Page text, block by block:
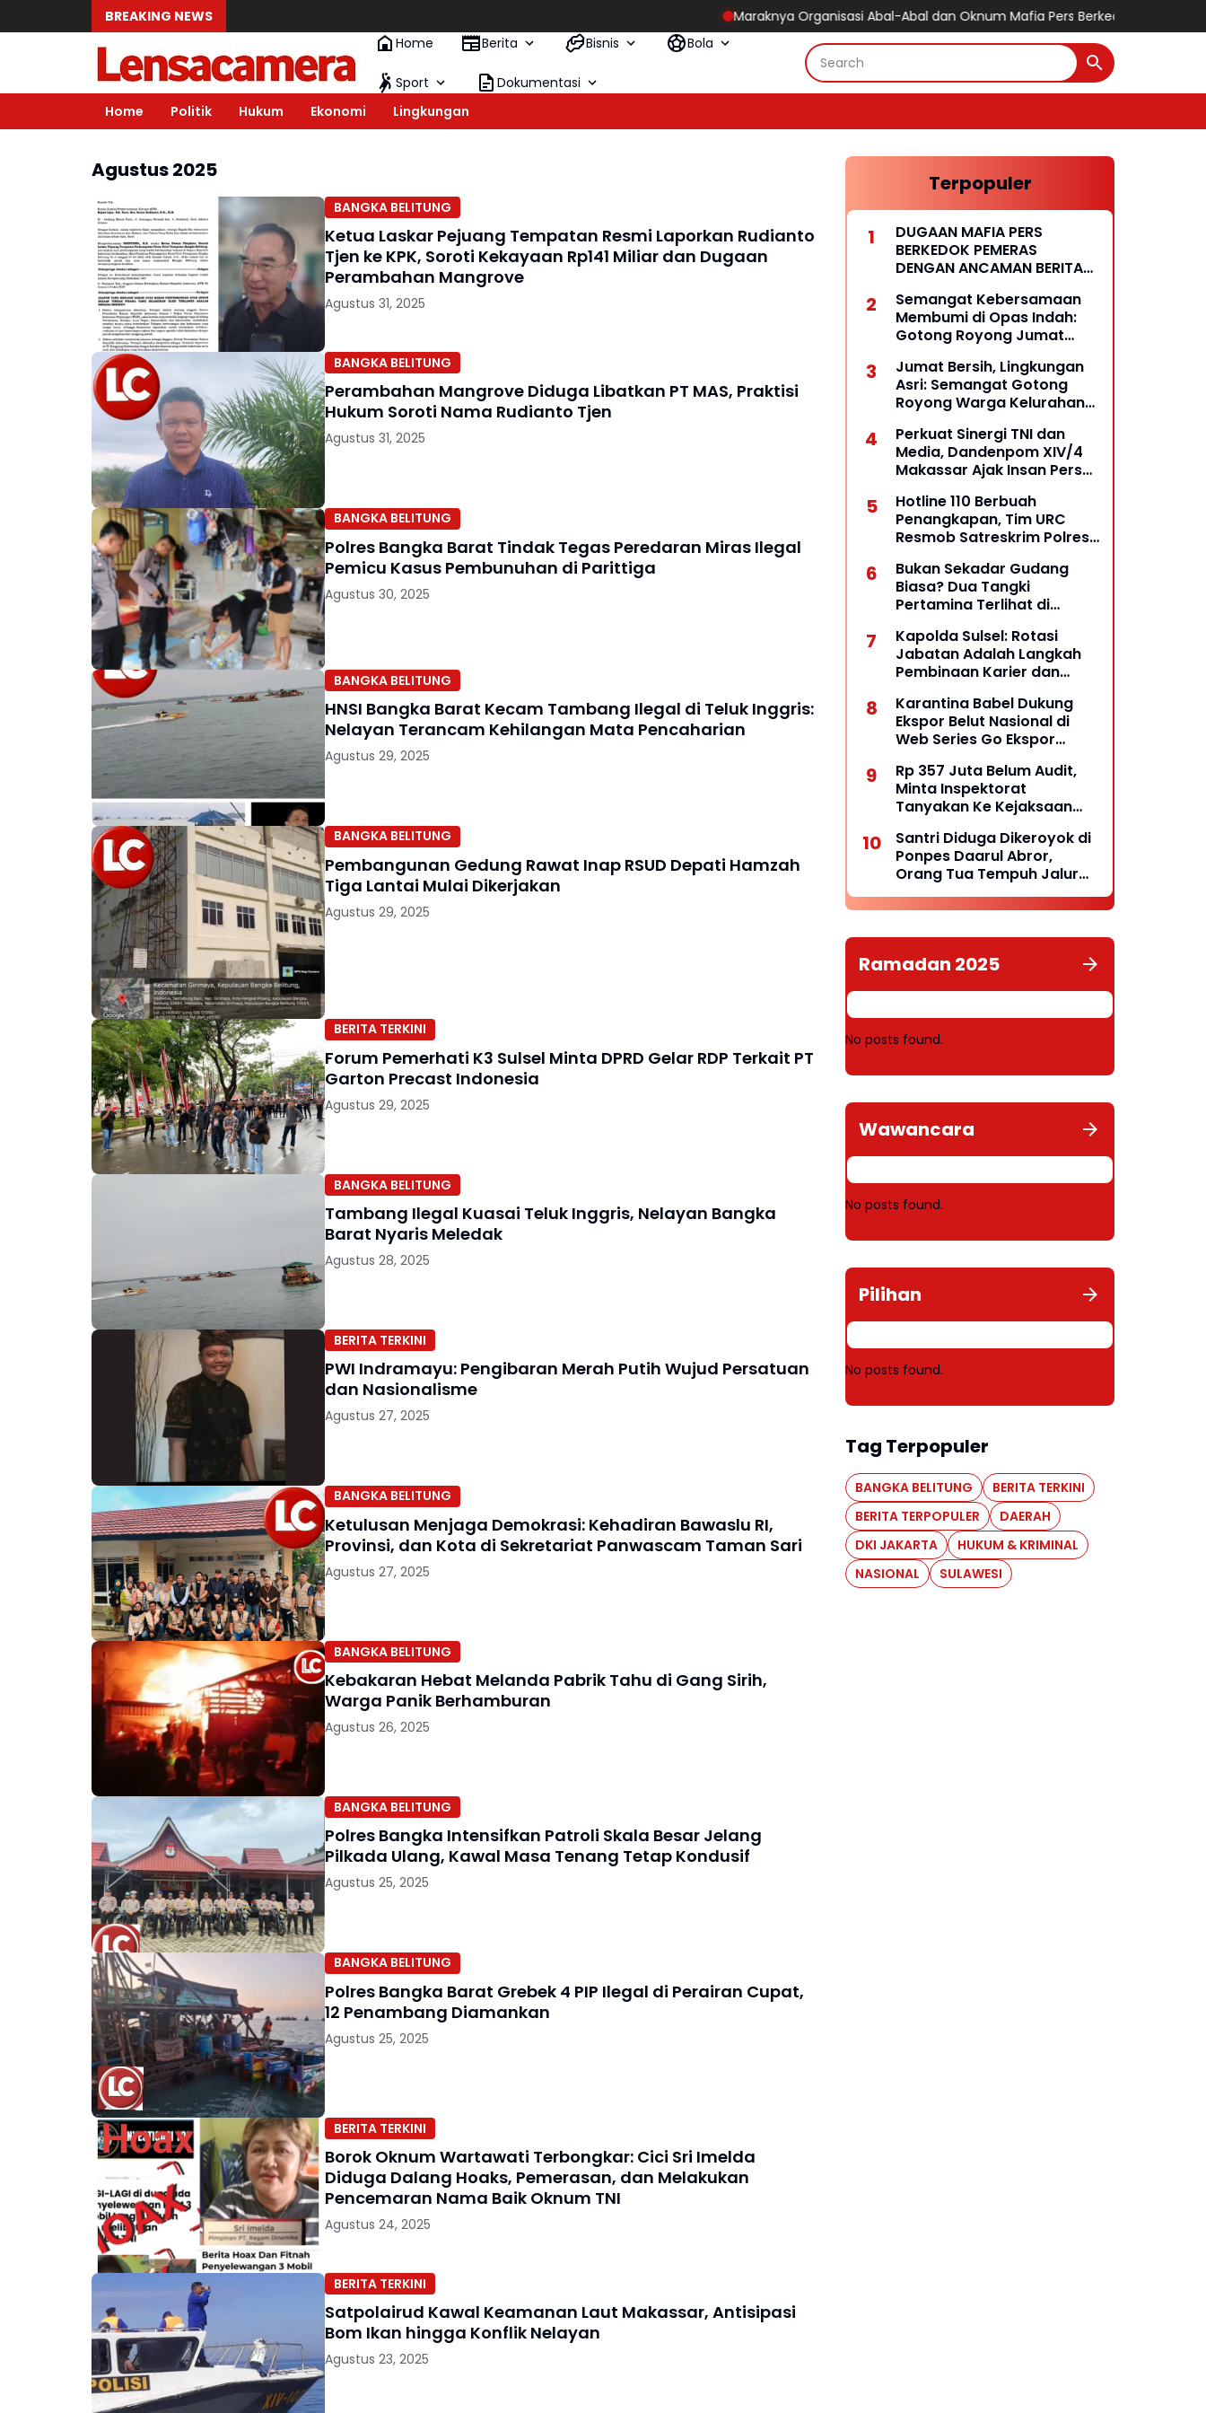
BREAKING NEWS
Maraknya Organisasi Abal-Abal dan Oknum Mafia Pers Berkedok Pemerasan Dengan
Home
Berita Bisnis Bola
Sport
Dokumentasi
Home
Politik Hukum Ekonomi Lingkungan
Agustus 2025
BANGKA BELITUNG
Ketua Laskar Pejuang Tempatan Resmi Laporkan Rudianto
Tjen ke KPK, Soroti Kekayaan Rp141 Miliar dan Dugaan
Perambahan Mangrove
Agustus 31, 2025
BANGKA BELITUNG
Perambahan Mangrove Diduga Libatkan PT MAS, Praktisi
Hukum Soroti Nama Rudianto Tjen
Agustus 31, 2025
BANGKA BELITUNG
Polres Bangka Barat Tindak Tegas Peredaran Miras Ilegal
Pemicu Kasus Pembunuhan di Parittiga
Agustus 30, 2025
BANGKA BELITUNG
HNSI Bangka Barat Kecam Tambang Ilegal di Teluk Inggris:
Nelayan Terancam Kehilangan Mata Pencaharian
Agustus 29, 2025
BANGKA BELITUNG
Pembangunan Gedung Rawat Inap RSUD Depati Hamzah
Tiga Lantai Mulai Dikerjakan
Agustus 29, 2025
BERITA TERKINI
Forum Pemerhati K3 Sulsel Minta DPRD Gelar RDP Terkait PT
Garton Precast Indonesia
Agustus 29, 2025
BANGKA BELITUNG
Tambang Ilegal Kuasai Teluk Inggris, Nelayan Bangka
Barat Nyaris Meledak
Agustus 28, 2025
BERITA TERKINI
PWI Indramayu: Pengibaran Merah Putih Wujud Persatuan
dan Nasionalisme
Agustus 27, 2025
BANGKA BELITUNG
Ketulusan Menjaga Demokrasi: Kehadiran Bawaslu RI,
Provinsi, dan Kota di Sekretariat Panwascam Taman Sari
Agustus 27, 2025
BANGKA BELITUNG
Kebakaran Hebat Melanda Pabrik Tahu di Gang Sirih,
Warga Panik Berhamburan
Agustus 26, 2025
BANGKA BELITUNG
Polres Bangka Intensifkan Patroli Skala Besar Jelang
Pilkada Ulang, Kawal Masa Tenang Tetap Kondusif
Agustus 25, 2025
BANGKA BELITUNG
Polres Bangka Barat Grebek 4 PIP Ilegal di Perairan Cupat,
12 Penambang Diamankan
Agustus 25, 2025
BERITA TERKINI
Borok Oknum Wartawati Terbongkar: Cici Sri Imelda
Diduga Dalang Hoaks, Pemerasan, dan Melakukan
Pencemaran Nama Baik Oknum TNI
Agustus 24, 2025
BERITA TERKINI
Satpolairud Kawal Keamanan Laut Makassar, Antisipasi
Bom Ikan hingga Konflik Nelayan
Agustus 23, 2025
Terpopuler
DUGAAN MAFIA PERS
BERKEDOK PEMERAS
DENGAN ANCAMAN BERITA
Semangat Kebersamaan
Membumi di Opas Indah:
Gotong Royong Jumat
dan Rukun
Jumat Bersih, Lingkungan
Asri: Semangat Gotong
Royong Warga Kelurahan
Perkuat Sinergi TNI dan
Media, Dandenpom XIV/4
Makassar Ajak Insan Pers
Kolaboratif
Hotline 110 Berbuah
Penangkapan, Tim URC
Resmob Satreskrim Polres
Pelaku Pencurian
Bukan Sekadar Gudang
Biasa? Dua Tangki
Pertamina Terlihat di
BBM Ilegal Diuji
Kapolda Sulsel: Rotasi
Jabatan Adalah Langkah
Pembinaan Karier dan
Kamtibmas
Karantina Babel Dukung
Ekspor Belut Nasional di
Web Series Go Ekspor
Lokal Menuju Pasar Dunia
Rp 357 Juta Belum Audit,
Minta Inspektorat
Tanyakan Ke Kejaksaan
Keberadaannya
Santri Diduga Dikeroyok di
Ponpes Daarul Abror,
Orang Tua Tempuh Jalur
Hukum, Laporan Resmi
Masuk Polda Babel
Ramadan 2025
No posts found.
Wawancara
No posts found.
Pilihan
No posts found.
Tag Terpopuler
BANGKA BELITUNG
BERITA TERKINI
BERITA TERPOPULER
DAERAH
DKI JAKARTA
HUKUM & KRIMINAL
NASIONAL
SULAWESI